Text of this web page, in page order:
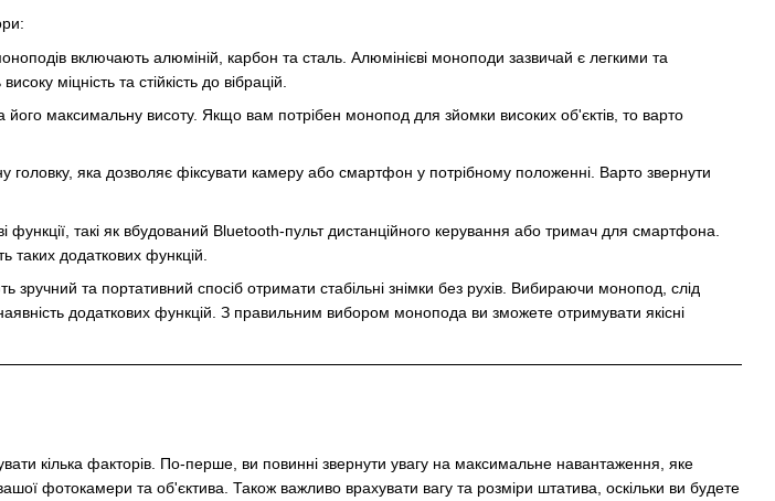
включають алюміній, карбон та сталь. Алюмінієві моноподи зазвичай є легкими та
міцність та стійкість до вібрацій.
максимальну висоту. Якщо вам потрібен монопод для зйомки високих об'єктів, то варто
головку, яка дозволяє фіксувати камеру або смартфон у потрібному положенні. Варто звернути
функції, такі як вбудований Bluetooth-пульт дистанційного керування або тримач для смартфона.
таких додаткових функцій.
та портативний спосіб отримати стабільні знімки без рухів. Вибираючи монопод, слід
додаткових функцій. З правильним вибором монопода ви зможете отримувати якісні
кілька факторів. По-перше, ви повинні звернути увагу на максимальне навантаження, яке
фотокамери та об'єктива. Також важливо врахувати вагу та розміри штатива, оскільки ви будете